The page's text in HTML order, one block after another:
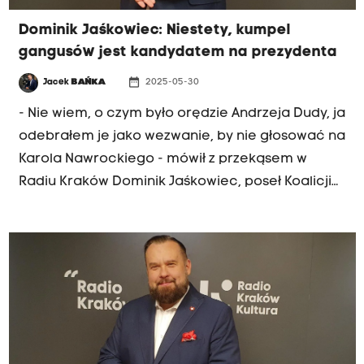
ugrupowanie, które przegrywa, doświadcza
tąpnięcia w sondażach" - podkreślił. W piątek
Onet opublikował badanie, w którym KO straciła
ponad 7 punktów procentowych poparcia i z
Dominik Jaśkowiec: Niestety, kumpel
gangusów jest kandydatem na prezydenta
Jacek BAŃKA date_range 2025-05-30
- Nie wiem, o czym było orędzie Andrzeja Dudy, ja
odebrałem je jako wezwanie, by nie głosować na
Karola Nawrockiego - mówił z przekąsem w
Radiu Kraków Dominik Jaśkowiec, poseł Koalicji
poszanowanie konstytucji konieczne dla nowej
głowy państwa wyraźnie wskazuje na to, że
kandydat PiS nie spełnia tych warunków. Poranny
gość Radia Kraków odniósł się też do brudnej
kampanii, która też pojawiła się w prezydenckim